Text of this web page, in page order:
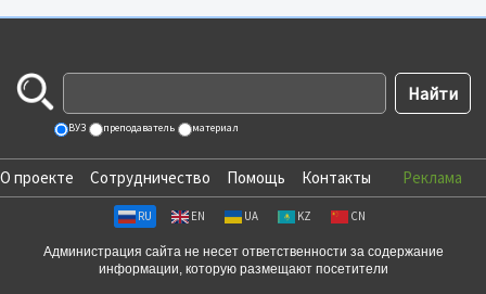
ВУЗ преподаватель материал
О проекте Сотрудничество Помощь Контакты Реклама
RU EN UA KZ CN
Администрация сайта не несет ответственности за содержание
информации, которую размещают посетители